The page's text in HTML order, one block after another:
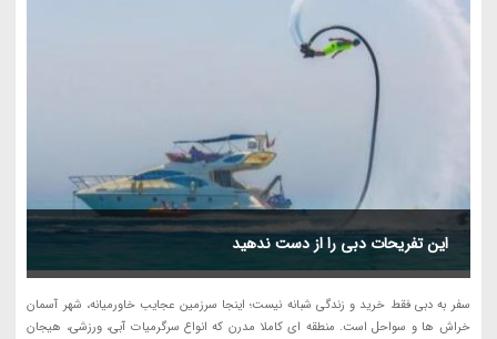
این تفریحات دبی را از دست ندهید
سفر به دبی فقط خرید و زندگی شبانه نیست؛ اینجا سرزمین عجایب خاورمیانه، شهر آسمان
خراش ها و سواحل است. منطقه ای کاملا مدرن که انواع سرگرمیات آبی، ورزشی، هیجان